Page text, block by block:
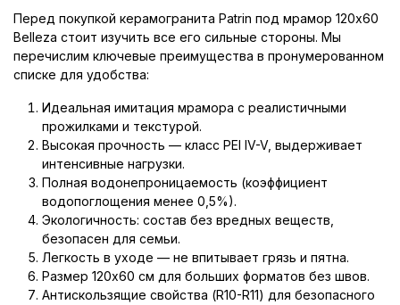
Перед покупкой керамогранита Patrin под мрамор 120x60
Belleza стоит изучить все его сильные стороны. Мы
перечислим ключевые преимущества в пронумерованном
списке для удобства:
Идеальная имитация мрамора с реалистичными
прожилками и текстурой.
Высокая прочность — класс PEI IV-V, выдерживает
интенсивные нагрузки.
Полная водонепроницаемость (коэффициент
водопоглощения менее 0,5%).
Экологичность: состав без вредных веществ,
безопасен для семьи.
Легкость в уходе — не впитывает грязь и пятна.
Размер 120x60 см для больших форматов без швов.
Антискользящие свойства (R10-R11) для безопасного